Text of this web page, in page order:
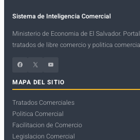
Sistema de Inteligencia Comercial
Ministerio de Economia de El Salvador.
tratados de libre comercio y politica
Facebook X
YouTube
MAPA DEL SITIO
Tratados Comerciales
Politica Comercial
Facilitacion de Comercio
Legislacion Comercial